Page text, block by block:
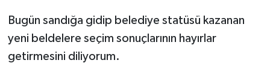
Bugün sandığa gidip belediye statüsü kazanan
yeni beldelere seçim sonuçlarının hayırlar
getirmesini diliyorum.